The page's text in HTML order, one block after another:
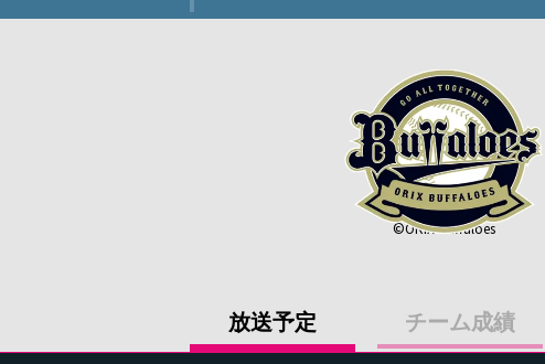
©ORIX Buffaloes
放送予定 チーム成績